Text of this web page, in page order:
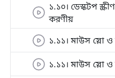
১.১০। ডেস্কটপ
করণীয়
১.১১। মাউস স্লো ও
১.১১। মাউস স্লো ও